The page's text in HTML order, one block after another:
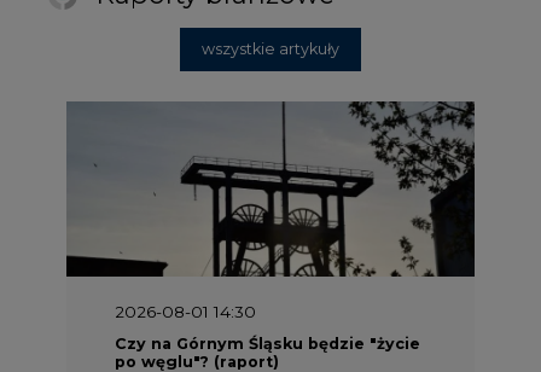
wszystkie artykuły
2026-08-01 14:30
Czy na Górnym Śląsku będzie "życie
po węglu"? (raport)